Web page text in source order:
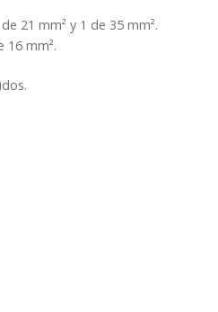
21 mm² y 1 de 35 mm².
16 mm².